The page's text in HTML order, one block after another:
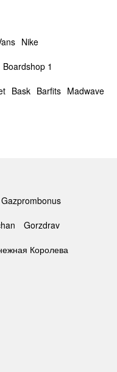
Nike
Boardshop 1
Bask Barfits Madwave
Gazprombonus
Gorzdrav
Королева